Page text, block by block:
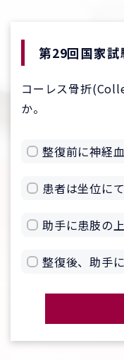
第29回国家試
コーレス骨折
か。
整復前に神経
患者は坐位に
助手に患肢の
整復後、助手